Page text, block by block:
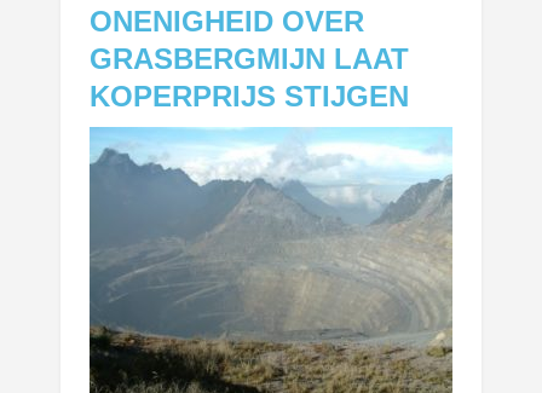
ONENIGHEID OVER
GRASBERGMIJN LAAT
KOPERPRIJS STIJGEN